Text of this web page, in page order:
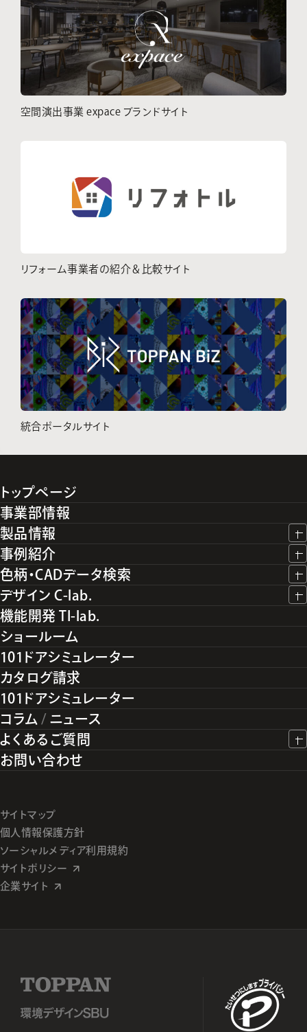
空間演出事業 expace ブランドサイト
リフォーム事業者の紹介＆比較サイト
統合ポータルサイト
トップページ
事業部情報
製品情報
事例紹介
色柄・CADデータ検索
デザイン C-lab.
機能開発 TI-lab.
ショールーム
101ドアシミュレーター
カタログ請求
101ドアシミュレーター
コラム / ニュース
よくあるご質問
お問い合わせ
サイトマップ
個人情報保護方針
ソーシャルメディア利用規約
サイトポリシー
企業サイト